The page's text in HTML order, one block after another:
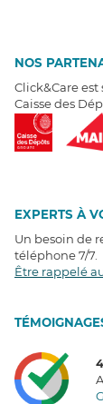
NOS
Click&Care
Caisse des
EXPERTS À
Un besoin de
téléphone 7/7
Être rappelé
TÉ